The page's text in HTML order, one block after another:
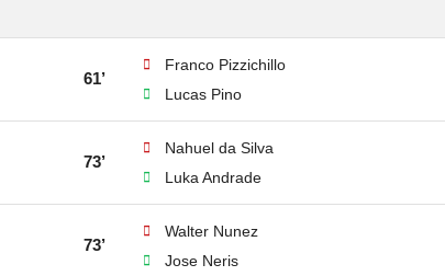
61’
Franco Pizzichillo
Lucas Pino
73’
Nahuel da Silva
Luka Andrade
73’
Walter Nunez
Jose Neris